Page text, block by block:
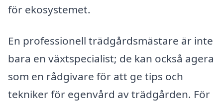
för ekosystemet.
En professionell trädgårdsmästare är inte
bara en växtspecialist; de kan också agera
som en rådgivare för att ge tips och
tekniker för egenvård av trädgården. För